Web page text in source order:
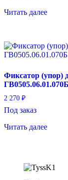
Читать далее
Фиксатор (упор)
ГВ0505.06.01.070Б
2 270 ₽
Под заказ
Читать далее